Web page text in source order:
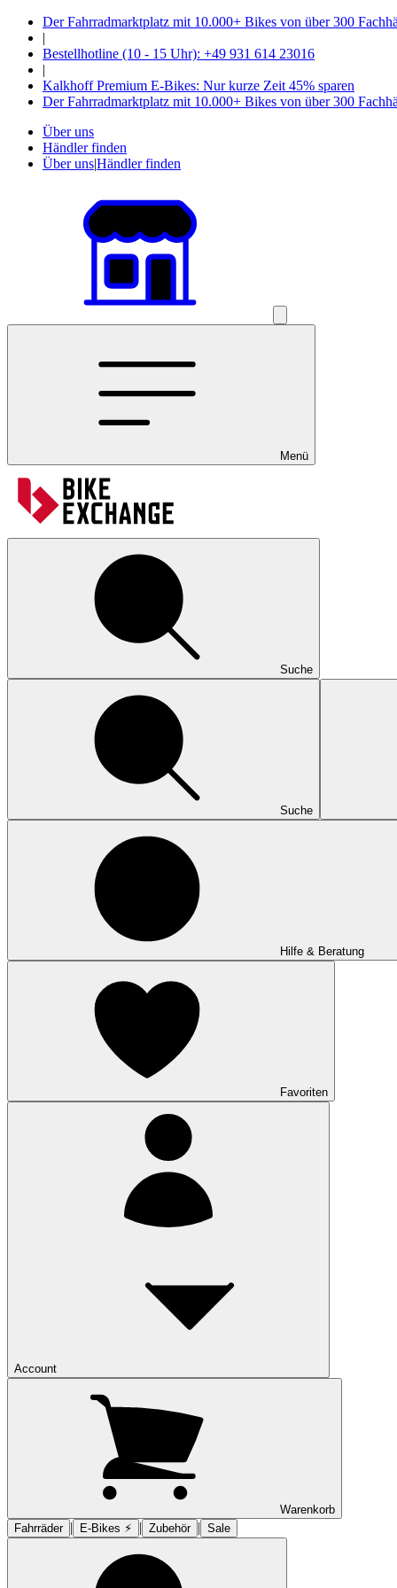
Der Fahrradmarktplatz mit 10.000+ Bikes von über 300
|
Bestellhotline (10 - 15 Uhr): +49 931 614 23016
|
Kalkhoff Premium E-Bikes: Nur kurze Zeit 45% sparen
Der Fahrradmarktplatz mit 10.000+ Bikes von über 300
Über uns
Händler finden
Über uns|Händler finden
Menü
Suche
Suche
Hilfe & Beratung
Favoriten
Account
Warenkorb
Fahrräder | E-Bikes ⚡︎ | Zubehör | Sale